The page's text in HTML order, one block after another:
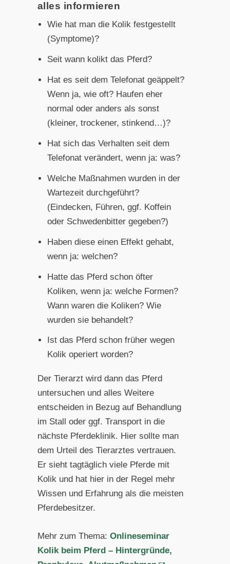
alles informieren
Wie hat man die Kolik festgestellt
(Symptome)?
Seit wann kolikt das Pferd?
Hat es seit dem Telefonat geäppelt?
Wenn ja, wie oft? Haufen eher
normal oder anders als sonst
(kleiner, trockener, stinkend…)?
Hat sich das Verhalten seit dem
Telefonat verändert, wenn ja: was?
Welche Maßnahmen wurden in der
Wartezeit durchgeführt?
(Eindecken, Führen, ggf. Koffein
oder Schwedenbitter gegeben?)
Haben diese einen Effekt gehabt,
wenn ja: welchen?
Hatte das Pferd schon öfter
Koliken, wenn ja: welche Formen?
Wann waren die Koliken? Wie
wurden sie behandelt?
Ist das Pferd schon früher wegen
Kolik operiert worden?
Der Tierarzt wird dann das Pferd
untersuchen und alles Weitere
entscheiden in Bezug auf Behandlung
im Stall oder ggf. Transport in die
nächste Pferdeklinik. Hier sollte man
dem Urteil des Tierarztes vertrauen.
Er sieht tagtäglich viele Pferde mit
Kolik und hat hier in der Regel mehr
Wissen und Erfahrung als die meisten
Pferdebesitzer.
Mehr zum Thema: Onlineseminar
Kolik beim Pferd – Hintergründe,